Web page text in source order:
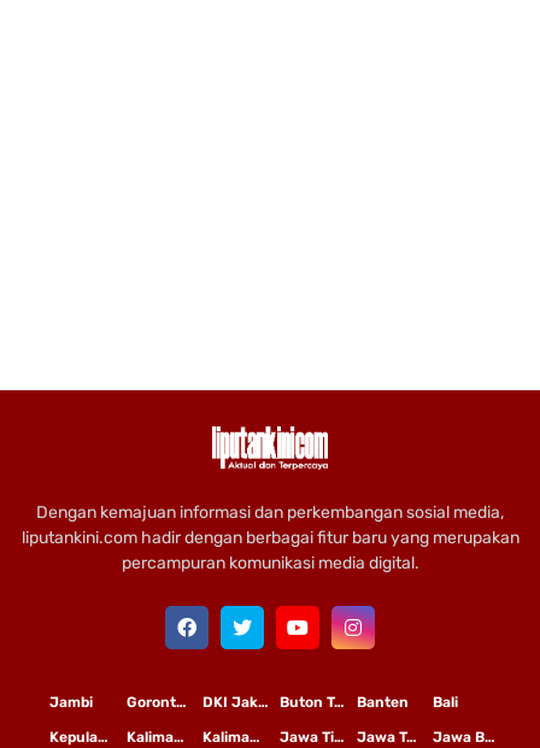
Dengan kemajuan informasi dan perkembangan sosial media,
liputankini.com hadir dengan berbagai fitur baru yang merupakan
percampuran komunikasi media digital.
Bali
Banten
Buton Tengah
DKI Jakarta
Gorontalo
Jambi
Jawa Barat
Jawa Tengah
Jawa Timur
Kalimantan Tengah
Kalimantan Timur
Kepulauan Riau